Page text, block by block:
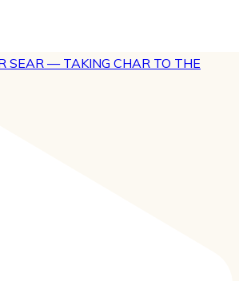
SEAR — TAKING CHAR TO THE